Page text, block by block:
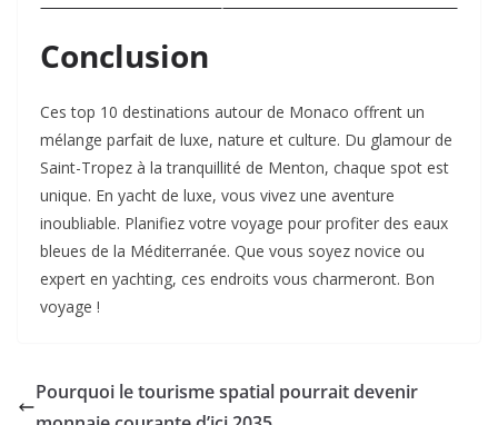
Conclusion
Ces top 10 destinations autour de Monaco offrent un
mélange parfait de luxe, nature et culture. Du glamour de
Saint-Tropez à la tranquillité de Menton, chaque spot est
unique. En yacht de luxe, vous vivez une aventure
inoubliable. Planifiez votre voyage pour profiter des eaux
bleues de la Méditerranée. Que vous soyez novice ou
expert en yachting, ces endroits vous charmeront. Bon
voyage !
Pourquoi le tourisme spatial pourrait devenir